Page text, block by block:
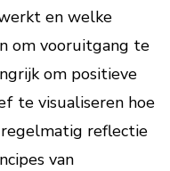
en welke
om vooruitgang te
om positieve
te visualiseren hoe
regelmatig reflectie
van